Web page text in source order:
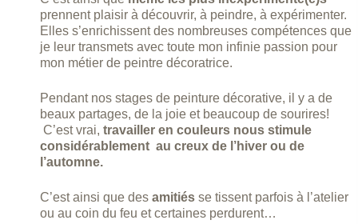
prennent plaisir à découvrir, à peindre, à expérimenter.
Elles s’enrichissent des nombreuses compétences que
je leur transmets avec toute mon infinie passion pour
mon métier de peintre décoratrice.
Pendant nos stages de peinture décorative, il y a de
beaux partages, de la joie et beaucoup de sourires!
C’est vrai, travailler en couleurs nous stimule
considérablement au creux de l’hiver ou de
l’automne.
C’est ainsi que des amitiés se tissent parfois à l’atelier
ou au coin du feu et certaines perdurent…